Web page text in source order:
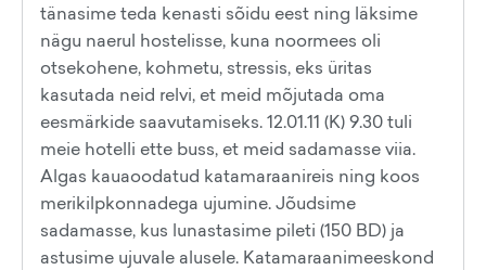
tänasime teda kenasti sõidu eest ning läksime
nägu naerul hostelisse, kuna noormees oli
otsekohene, kohmetu, stressis, eks üritas
kasutada neid relvi, et meid mõjutada oma
eesmärkide saavutamiseks. 12.01.11 (K) 9.30 tuli
meie hotelli ette buss, et meid sadamasse viia.
Algas kauaoodatud katamaraanireis ning koos
merikilpkonnadega ujumine. Jõudsime
sadamasse, kus lunastasime pileti (150 BD) ja
astusime ujuvale alusele. Katamaraanimeeskond